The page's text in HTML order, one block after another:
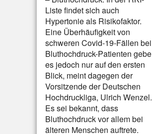
Liste findet sich auch
Hypertonie als Risikofaktor.
Eine Überhäufigkeit von
schweren Covid-19-Fällen bei
Bluthochdruck-Patienten gebe
es jedoch nur auf den ersten
Blick, meint dagegen der
Vorsitzende der Deutschen
Hochdruckliga, Ulrich Wenzel.
Es sei bekannt, dass
Bluthochdruck vor allem bei
älteren Menschen auftrete.